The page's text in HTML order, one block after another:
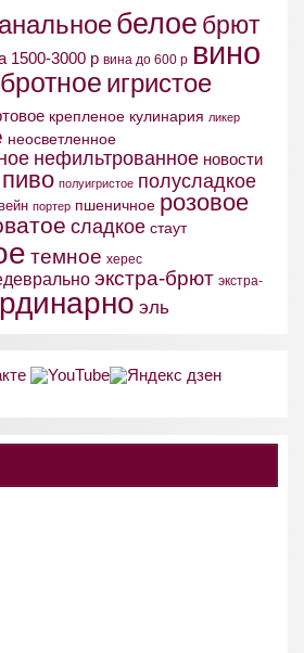
белое брют
1500-3000 р вина до 600 р вино
игристое
крепленое кулинария ликер
неосветленное
нефильтрованное новости
пиво полуигристое полусладкое
портер пшеничное розовое
сладкое стаут
темное херес
экстра-брют экстра-
эль